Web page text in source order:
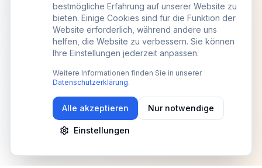
bestmögliche Erfahrung auf unserer Website zu
bieten. Einige Cookies sind für die Funktion der
Website erforderlich, während andere uns
helfen, die Website zu verbessern. Sie können
Ihre Einstellungen jederzeit anpassen.
Weitere Informationen finden Sie in unserer
Datenschutzerklärung.
Alle akzeptieren Nur notwendige
Einstellungen